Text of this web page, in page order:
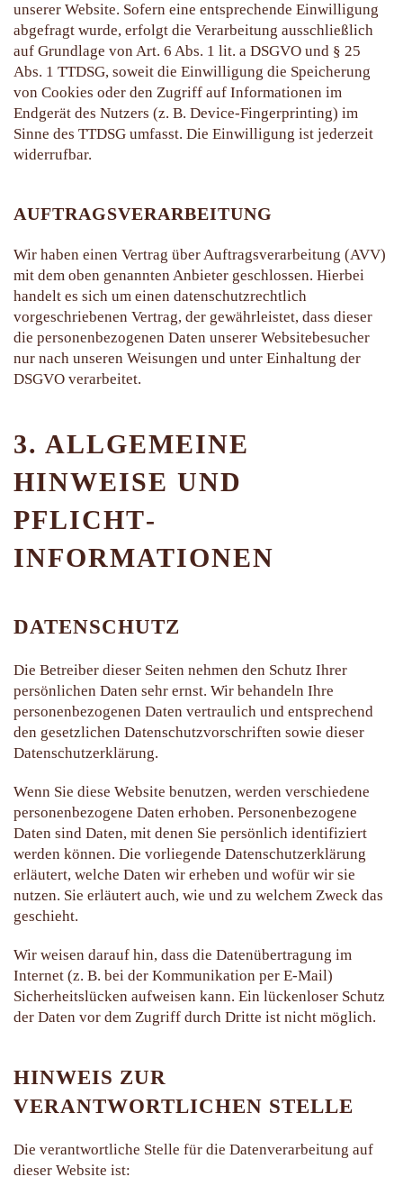
unserer Website. Sofern eine entsprechende Einwilligung
abgefragt wurde, erfolgt die Verarbeitung ausschließlich
auf Grundlage von Art. 6 Abs. 1 lit. a DSGVO und § 25
Abs. 1 TTDSG, soweit die Einwilligung die Speicherung
von Cookies oder den Zugriff auf Informationen im
Endgerät des Nutzers (z. B. Device-Fingerprinting) im
Sinne des TTDSG umfasst. Die Einwilligung ist jederzeit
widerrufbar.
AUFTRAGSVERARBEITUNG
Wir haben einen Vertrag über Auftragsverarbeitung (AVV)
mit dem oben genannten Anbieter geschlossen. Hierbei
handelt es sich um einen datenschutzrechtlich
vorgeschriebenen Vertrag, der gewährleistet, dass dieser
die personenbezogenen Daten unserer Websitebesucher
nur nach unseren Weisungen und unter Einhaltung der
DSGVO verarbeitet.
3. ALLGEMEINE
HINWEISE UND
PFLICHT­
INFORMATIONEN
DATENSCHUTZ
Die Betreiber dieser Seiten nehmen den Schutz Ihrer
persönlichen Daten sehr ernst. Wir behandeln Ihre
personenbezogenen Daten vertraulich und entsprechend
den gesetzlichen Datenschutzvorschriften sowie dieser
Datenschutzerklärung.
Wenn Sie diese Website benutzen, werden verschiedene
personenbezogene Daten erhoben. Personenbezogene
Daten sind Daten, mit denen Sie persönlich identifiziert
werden können. Die vorliegende Datenschutzerklärung
erläutert, welche Daten wir erheben und wofür wir sie
nutzen. Sie erläutert auch, wie und zu welchem Zweck das
geschieht.
Wir weisen darauf hin, dass die Datenübertragung im
Internet (z. B. bei der Kommunikation per E-Mail)
Sicherheitslücken aufweisen kann. Ein lückenloser Schutz
der Daten vor dem Zugriff durch Dritte ist nicht möglich.
HINWEIS ZUR
VERANTWORTLICHEN STELLE
Die verantwortliche Stelle für die Datenverarbeitung auf
dieser Website ist: